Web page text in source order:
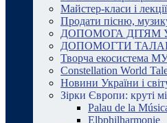
Майстер-класи і лекції
Продати пісню,
ДОПОМОГА ДІТЯМ
ДОПОМОГТИ
Творча екосистема
Constellation World
Новини України і
Зірки Європи: круті
Palau de la
Elbphilharmonie